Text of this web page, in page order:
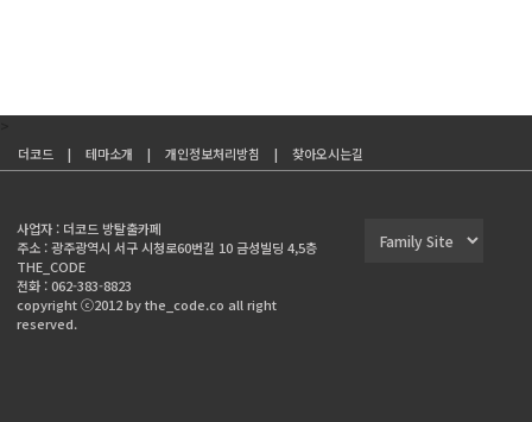
더코드 | 테마소개 | 개인정보처리방침 | 찾아오시는길
사업자 : 더코드 방탈출카페
주소 : 광주광역시 서구 시청로60번길 10 금성빌딩 4,5층
THE_CODE
전화 : 062-383-8823
copyright ⓒ2012 by the_code.co all right
reserved.